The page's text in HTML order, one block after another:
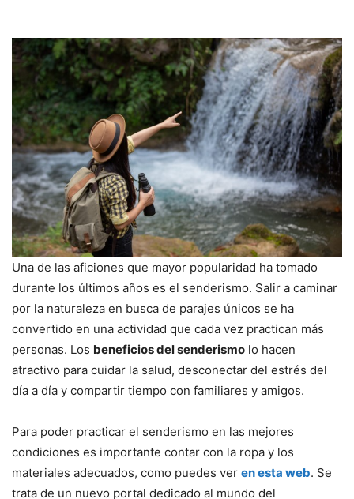
Una de las aficiones que mayor popularidad ha tomado
durante los últimos años es el senderismo. Salir a caminar
por la naturaleza en busca de parajes únicos se ha
convertido en una actividad que cada vez practican más
personas. Los beneficios del senderismo lo hacen
atractivo para cuidar la salud, desconectar del estrés del
día a día y compartir tiempo con familiares y amigos.
Para poder practicar el senderismo en las mejores
condiciones es importante contar con la ropa y los
materiales adecuados, como puedes ver en esta web. Se
trata de un nuevo portal dedicado al mundo del